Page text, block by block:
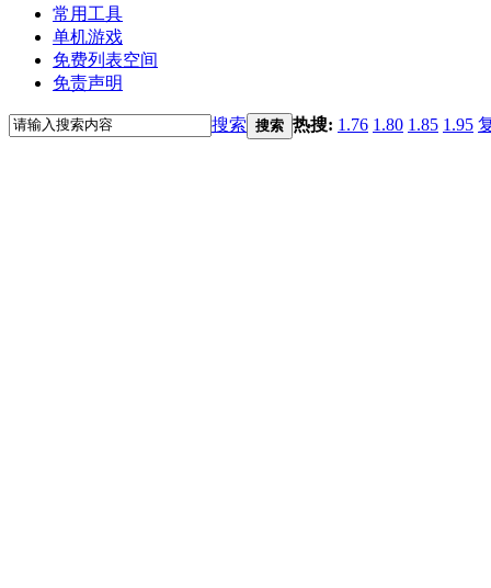
常用工具
单机游戏
免费列表空间
免责声明
搜索 搜索 热搜: 1.76 1.80 1.85 1.95